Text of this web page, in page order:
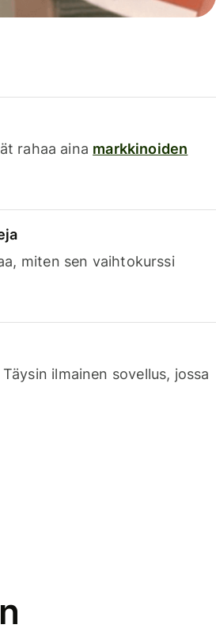
rahaa aina markkinoiden
miten sen vaihtokurssi
ilmainen sovellus, jossa